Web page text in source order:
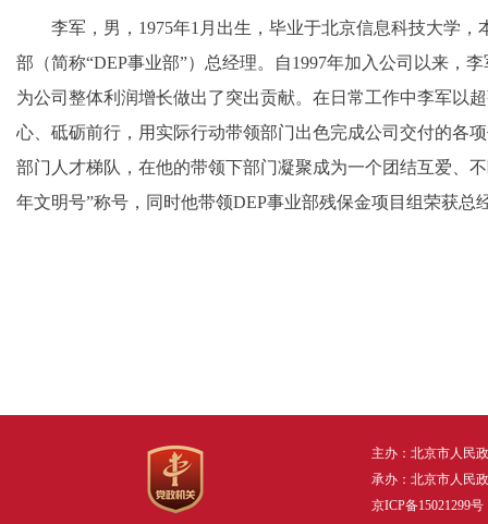
李军，男，1975年1月出生，毕业于北京信息科技大学
部（简称“DEP事业部”）总经理。自1997年加入公司以来，
为公司整体利润增长做出了突出贡献。在日常工作中李军以
心、砥砺前行，用实际行动带领部门出色完成公司交付的各
部门人才梯队，在他的带领下部门凝聚成为一个团结互爱、
年文明号”称号，同时他带领DEP事业部残保金项目组荣获总
主办：北京市人民
承办：北京市人民
京ICP备15021299号